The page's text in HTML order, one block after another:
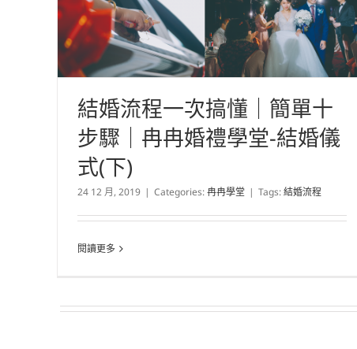
結婚流程一次搞懂｜簡單十
步驟｜冉冉婚禮學堂-結婚儀
式(下)
24 12 月, 2019 | Categories:冉冉學堂 | Tags:結婚流程
閱讀更多